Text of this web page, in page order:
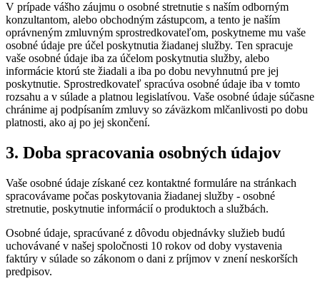
V prípade vášho záujmu o osobné stretnutie s naším odborným
konzultantom, alebo obchodným zástupcom, a tento je naším
oprávneným zmluvným sprostredkovateľom, poskytneme mu vaše
osobné údaje pre účel poskytnutia žiadanej služby. Ten spracuje
vaše osobné údaje iba za účelom poskytnutia služby, alebo
informácie ktorú ste žiadali a iba po dobu nevyhnutnú pre jej
poskytnutie. Sprostredkovateľ spracúva osobné údaje iba v tomto
rozsahu a v súlade a platnou legislatívou. Vaše osobné údaje súčasne
chránime aj podpísaním zmluvy so záväzkom mlčanlivosti po dobu
platnosti, ako aj po jej skončení.
3. Doba spracovania osobných údajov
Vaše osobné údaje získané cez kontaktné formuláre na stránkach
spracovávame počas poskytovania žiadanej služby - osobné
stretnutie, poskytnutie informácií o produktoch a službách.
Osobné údaje, spracúvané z dôvodu objednávky služieb budú
uchovávané v našej spoločnosti 10 rokov od doby vystavenia
faktúry v súlade so zákonom o dani z príjmov v znení neskorších
predpisov.